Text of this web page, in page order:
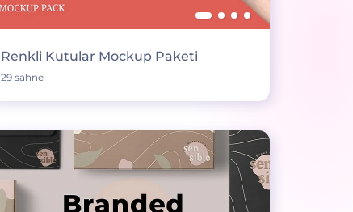
Renkli Kutular Mockup Paketi
29 sahne